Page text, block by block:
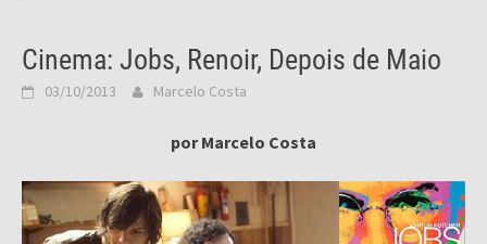
Cinema: Jobs, Renoir, Depois de Maio
03/10/2013 Marcelo Costa
por Marcelo Costa